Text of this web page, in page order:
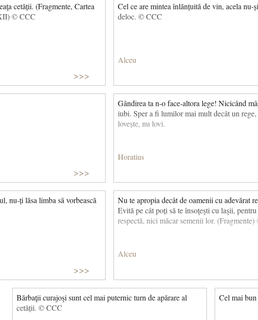
cetății. (Fragmente, Cartea
© CCC
>>>
Cel ce are mintea înlănțuită de vin, acela nu-
deloc. © CCC
Alceu
>>>
Gândirea ta n-o face-altora lege! Nicicând
iubi. Sper a fi lumilor mai mult decât un rege,
lovește, nu lovi.
Horatius
nu-ți lăsa limba să vorbească
>>>
Nu te apropia decât de oamenii cu adevărat
Evită pe cât poți să te însoţeşti cu laşii,
respectă, nici măcar semenii lor.
Alceu
Bărbaţii curajoşi sunt cel mai puternic turn de apărare al
cetății. © CCC
Cel mai bun